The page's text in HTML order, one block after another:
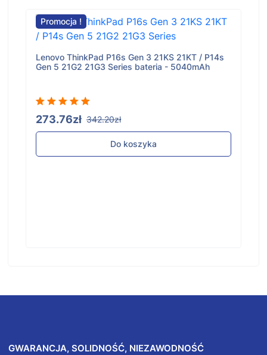
Promocja !
Lenovo ThinkPad P16s Gen 3 21KS 21KT / P14s
Gen 5 21G2 21G3 Series bateria - 5040mAh
273.76zł 342.20zł
Do koszyka
GWARANCJA, SOLIDNOŚĆ, NIEZAWODNOŚĆ